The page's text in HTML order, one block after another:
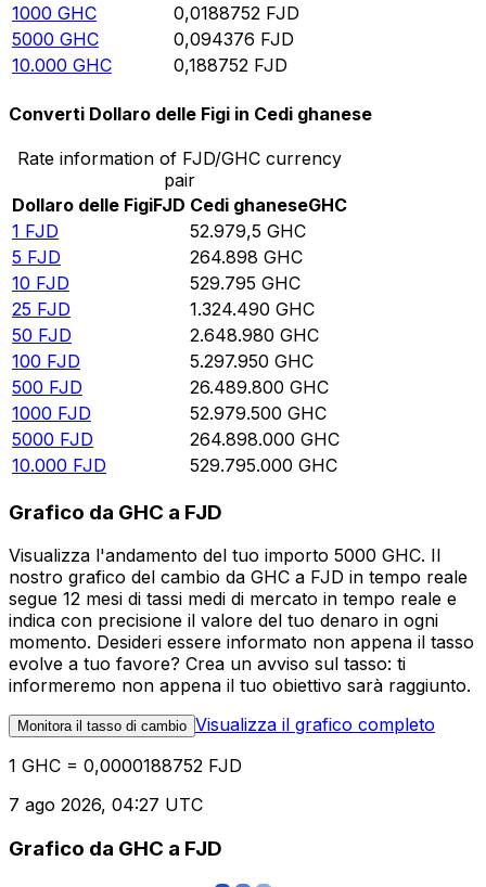
1000 GHC 0,0188752 FJD
5000 GHC 0,094376 FJD
10.000 GHC 0,188752 FJD
Converti Dollaro delle Figi in Cedi ghanese
Rate information of FJD/GHC currency
pair
Dollaro delle FigiFJD Cedi ghaneseGHC
1 FJD 52.979,5 GHC
5 FJD 264.898 GHC
10 FJD 529.795 GHC
25 FJD 1.324.490 GHC
50 FJD 2.648.980 GHC
100 FJD 5.297.950 GHC
500 FJD 26.489.800 GHC
1000 FJD 52.979.500 GHC
5000 FJD 264.898.000 GHC
10.000 FJD 529.795.000 GHC
Grafico da GHC a FJD
Visualizza l'andamento del tuo importo 5000 GHC. Il
nostro grafico del cambio da GHC a FJD in tempo reale
segue 12 mesi di tassi medi di mercato in tempo reale e
indica con precisione il valore del tuo denaro in ogni
momento. Desideri essere informato non appena il tasso
evolve a tuo favore? Crea un avviso sul tasso: ti
informeremo non appena il tuo obiettivo sarà raggiunto.
Monitora il tasso di cambio Visualizza il grafico completo
1 GHC = 0,0000188752 FJD
7 ago 2026, 04:27 UTC
Grafico da GHC a FJD